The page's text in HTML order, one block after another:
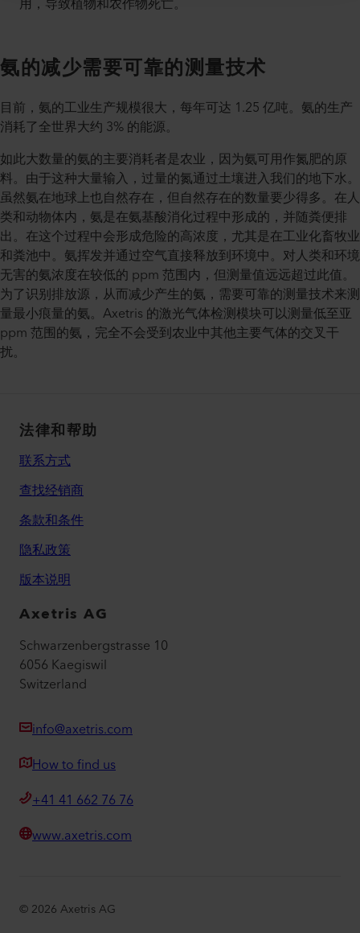
氨的减少需要可靠的测量技术
目前，氨的工业生产规模很大，每年可达 1.25 亿吨。氨的生产
消耗了全世界大约 3% 的能源。
如此大数量的氨的主要消耗者是农业，因为氨可用作氮肥的原
料。由于这种大量输入，过量的氮通过土壤进入我们的地下水。
虽然氨在地球上也自然存在，但自然存在的数量要少得多。在人
类和动物体内，氨是在氨基酸消化过程中形成的，并随粪便排
出。在这个过程中会形成危险的高浓度，尤其是在工业化畜牧业
和粪池中。氨挥发并通过空气直接释放到环境中。对人类和环境
无害的氨浓度在较低的 ppm 范围内，但测量值远远超过此值。
为了识别排放源，从而减少产生的氨，需要可靠的测量技术来测
量最小痕量的氨。Axetris 的激光气体检测模块可以测量低至亚
ppm 范围的氨，完全不会受到农业中其他主要气体的交叉干
扰。
法律和帮助
联系方式
查找经销商
条款和条件
隐私政策
版本说明
Axetris AG
Schwarzenbergstrasse 10
6056 Kaegiswil
Switzerland
info@axetris.com
How to find us
+41 41 662 76 76
www.axetris.com
© 2026 Axetris AG